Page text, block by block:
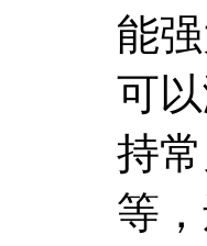
能
可
持
等